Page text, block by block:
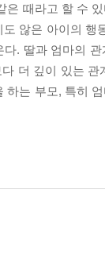
때라고 할 수
않은 아이의 행
. 딸과 엄마의
더 깊이 있는
는 부모, 특히